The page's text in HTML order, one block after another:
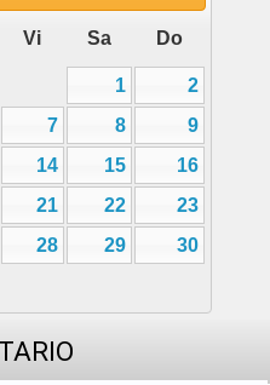
Vi Sa Do
1
2
7 8
9
14 15
16
21 22
23
28 29
30